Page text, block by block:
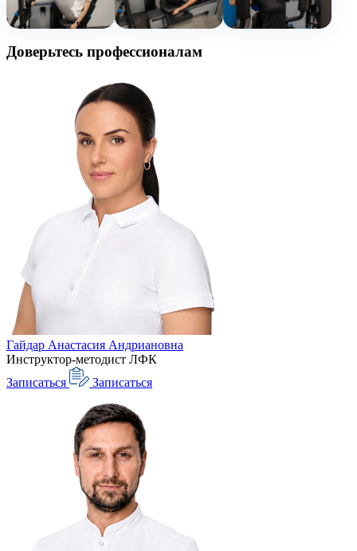
Доверьтесь профессионалам
Гайдар Анастасия Андриановна
Инструктор-методист ЛФК
Записаться
Записаться